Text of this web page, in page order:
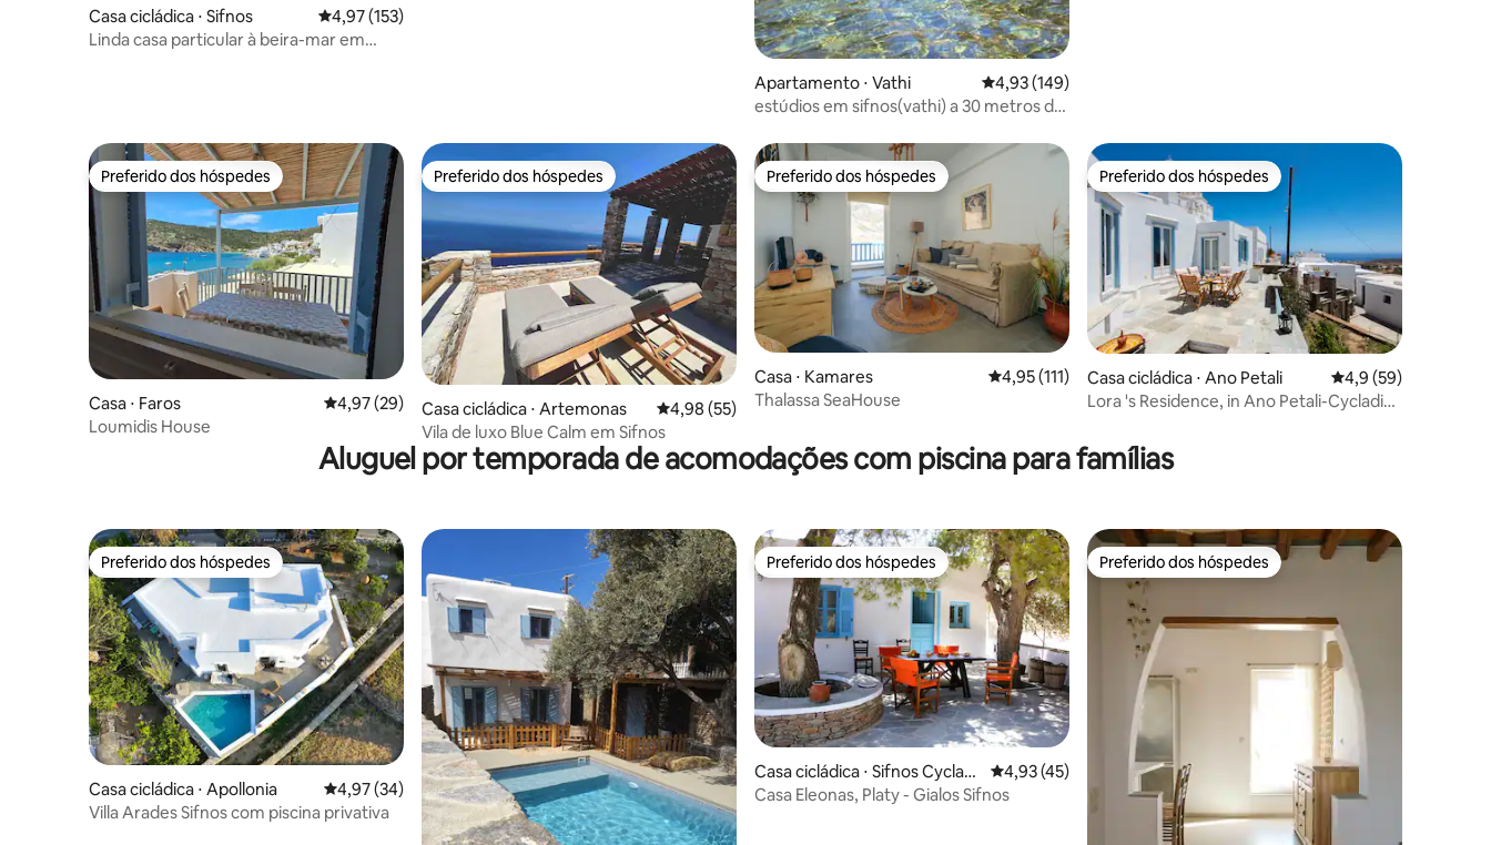
Casa cicládica ⋅ Sifnos 4,97 de uma avaliação média de 5, 153 avaliações
4,97 (153)
Linda casa particular à beira-mar em
Apartamento ⋅ Vathi 4,93 de uma avaliação média de 5, 149 avaliações
4,93 (149)
estúdios em sifnos(vathi) a 30 metros do
Preferido dos hóspedes
Preferido dos hóspedes
Casa ⋅ Faros 4,97 de uma avaliação média de 5, 29 avaliações
4,97 (29)
Loumidis House
Preferido dos hóspedes
Preferido dos hóspedes
Casa cicládica ⋅ Artemonas 4,98 de uma avaliação média de 5, 55 avaliações
4,98 (55)
Vila de luxo Blue Calm em Sifnos
Preferido dos hóspedes
Preferido dos hóspedes
Casa ⋅ Kamares 4,95 de uma avaliação média de 5, 111 avaliações
4,95 (111)
Thalassa SeaHouse
Preferido dos hóspedes
Preferido dos hóspedes
Casa cicládica ⋅ Ano Petali 4,9 de uma
4,9 (59)
Lora 's Residence, in Ano Petali-Cycladic
Aluguel por temporada de acomodações com piscina para famílias
Preferido dos hóspedes
Preferido dos hóspedes
Casa cicládica ⋅ Apollonia 4,97 de uma avaliação média de 5, 34 avaliações
4,97 (34)
Villa Arades Sifnos com piscina privativa
Preferido dos hóspedes
Preferido dos hóspedes
Casa cicládica ⋅ Sifnos Cyclad
es
4,93 de uma avaliação média de 5, 45 avaliações
4,93 (45)
Casa Eleonas, Platy - Gialos Sifnos
Preferido dos hóspedes
Preferido dos hóspedes